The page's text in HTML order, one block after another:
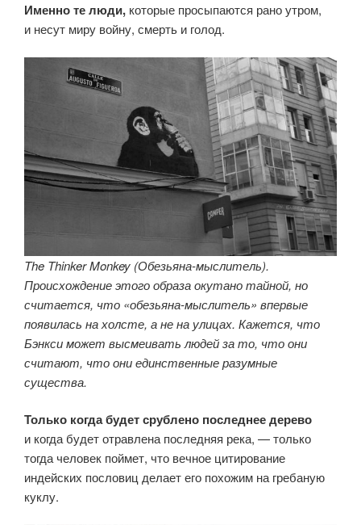
Именно те люди, которые просыпаются рано утром,
и несут миру войну, смерть и голод.
The Thinker Monkey (Обезьяна-мыслитель).
Происхождение этого образа окутано тайной, но
считается, что «обезьяна-мыслитель» впервые
появилась на холсте, а не на улицах. Кажется, что
Бэнкси может высмеивать людей за то, что они
считают, что они единственные разумные
существа.
Только когда будет срублено последнее дерево
и когда будет отравлена последняя река, — только
тогда человек поймет, что вечное цитирование
индейских пословиц делает его похожим на гребаную
куклу.